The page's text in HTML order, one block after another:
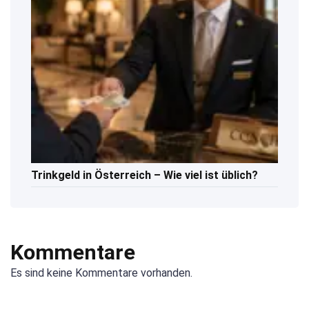
Trinkgeld in Österreich – Wie viel ist üblich?
Kommentare
Es sind keine Kommentare vorhanden.